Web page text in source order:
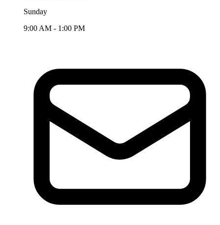
Sunday
9:00 AM - 1:00 PM